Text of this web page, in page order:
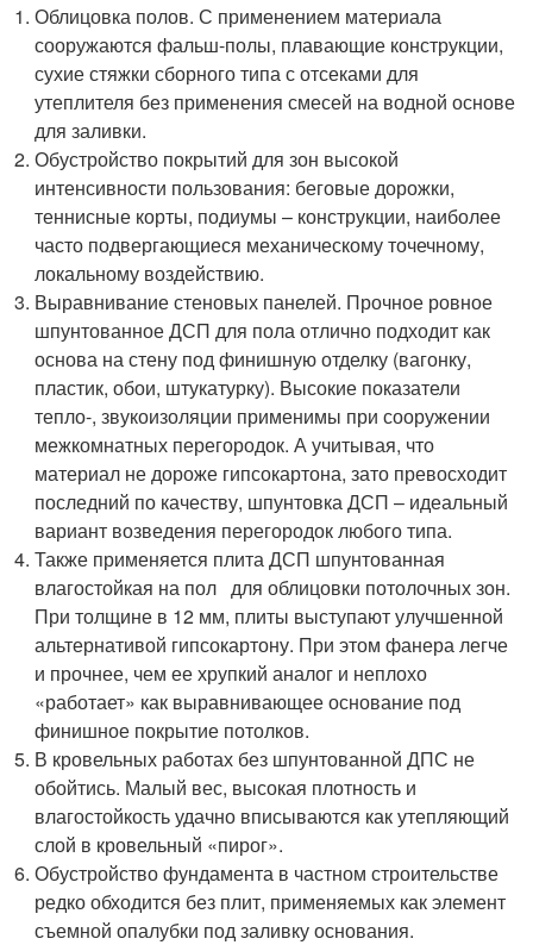
Облицовка полов. С применением материала
сооружаются фальш-полы, плавающие конструкции,
сухие стяжки сборного типа с отсеками для
утеплителя без применения смесей на водной основе
для заливки.
Обустройство покрытий для зон высокой
интенсивности пользования: беговые дорожки,
теннисные корты, подиумы – конструкции, наиболее
часто подвергающиеся механическому точечному,
локальному воздействию.
Выравнивание стеновых панелей. Прочное ровное
шпунтованное ДСП для пола отлично подходит как
основа на стену под финишную отделку (вагонку,
пластик, обои, штукатурку). Высокие показатели
тепло-, звукоизоляции применимы при сооружении
межкомнатных перегородок. А учитывая, что
материал не дороже гипсокартона, зато превосходит
последний по качеству, шпунтовка ДСП – идеальный
вариант возведения перегородок любого типа.
Также применяется плита ДСП шпунтованная
влагостойкая на пол для облицовки потолочных зон.
При толщине в 12 мм, плиты выступают улучшенной
альтернативой гипсокартону. При этом фанера легче
и прочнее, чем ее хрупкий аналог и неплохо
«работает» как выравнивающее основание под
финишное покрытие потолков.
В кровельных работах без шпунтованной ДПС не
обойтись. Малый вес, высокая плотность и
влагостойкость удачно вписываются как утепляющий
слой в кровельный «пирог».
Обустройство фундамента в частном строительстве
редко обходится без плит, применяемых как элемент
съемной опалубки под заливку основания.